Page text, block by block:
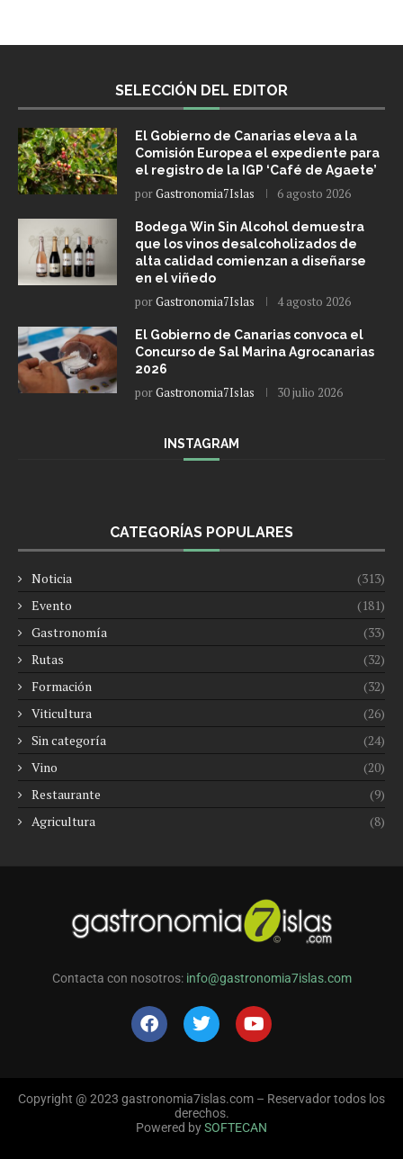
SELECCIÓN DEL EDITOR
El Gobierno de Canarias eleva a la
Comisión Europea el expediente para
el registro de la IGP ‘Café de Agaete’
porGastronomia7Islas 6 agosto 2026
Bodega Win Sin Alcohol demuestra
que los vinos desalcoholizados de
alta calidad comienzan a diseñarse
en el viñedo
porGastronomia7Islas 4 agosto 2026
El Gobierno de Canarias convoca el
Concurso de Sal Marina Agrocanarias
2026
porGastronomia7Islas 30 julio 2026
INSTAGRAM
CATEGORÍAS POPULARES
Noticia
(313)
Evento
(181)
Gastronomía
(33)
Rutas
(32)
Formación
(32)
Viticultura
(26)
Sin categoría
(24)
Vino
(20)
Restaurante
(9)
Agricultura
(8)
Contacta con nosotros: info@gastronomia7islas.com
Copyright @ 2023 gastronomia7islas.com – Reservador todos los
derechos.
Powered bySOFTECAN